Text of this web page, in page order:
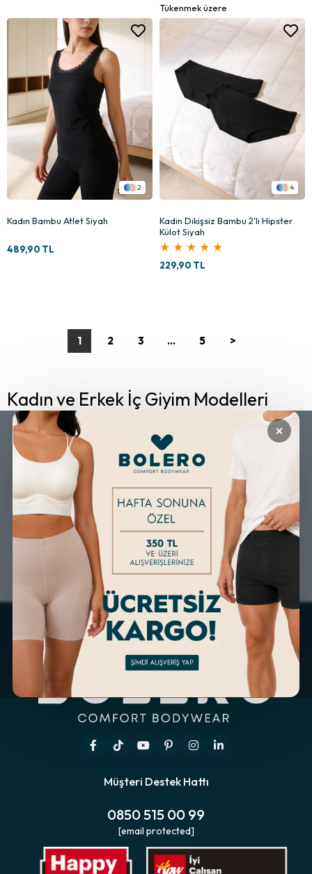
Tükenmek üzere
2
Kadın Bambu Atlet Siyah
489,90 TL
4
Kadın Dikişsiz Bambu 2'li Hipster
Külot Siyah
★ ★ ★ ★ ★
229,90 TL
1 2 3 ... 5 >
Kadın ve Erkek İç Giyim Modelleri
ÜCRETSİZ KARGO GÜVENLİ ALIŞVERİŞ
KOLAY İADE & DEĞİŞİM
ALTERNATİF ÖDEME
İMKANLARI
Müşteri Destek Hattı
0850 515 00 99
[email protected]
×